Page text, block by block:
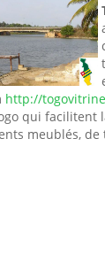
http://
qui facilitent
meublés,